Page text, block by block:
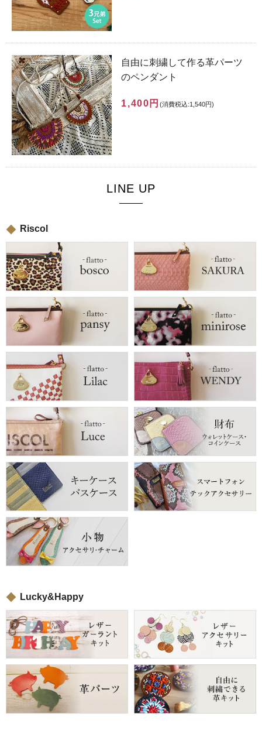
自由に刺繍して作る革パーツ
のペンダント
1,400円 (消費税込:1,540円)
LINE UP
Riscol
Lucky&Happy